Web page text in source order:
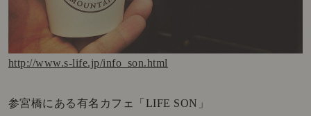
http://www.s-life.jp/info_son.html
参宮橋にある有名カフェ「LIFE SON」